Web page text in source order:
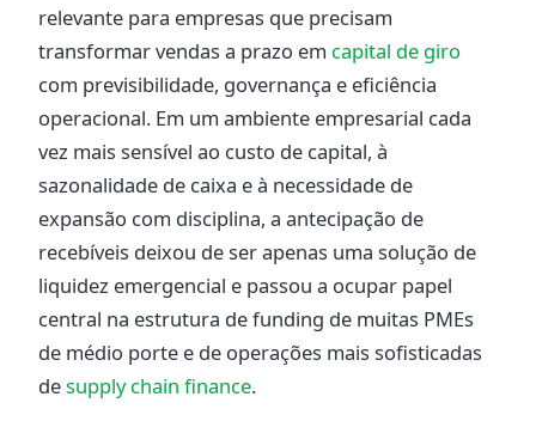
relevante para empresas que precisam
transformar vendas a prazo em capital de giro
com previsibilidade, governança e eficiência
operacional. Em um ambiente empresarial cada
vez mais sensível ao custo de capital, à
sazonalidade de caixa e à necessidade de
expansão com disciplina, a antecipação de
recebíveis deixou de ser apenas uma solução de
liquidez emergencial e passou a ocupar papel
central na estrutura de funding de muitas PMEs
de médio porte e de operações mais sofisticadas
desupply chain finance.